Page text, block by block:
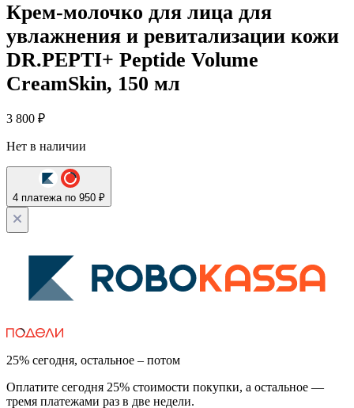
Крем-молочко для лица для
увлажнения и ревитализации кожи
DR.PEPTI+ Peptide Volume
CreamSkin, 150 мл
3 800 ₽
Нет в наличии
4 платежа по 950 ₽
25% сегодня, остальное – потом
Оплатите сегодня 25% стоимости покупки, а остальное —
тремя платежами раз в две недели.